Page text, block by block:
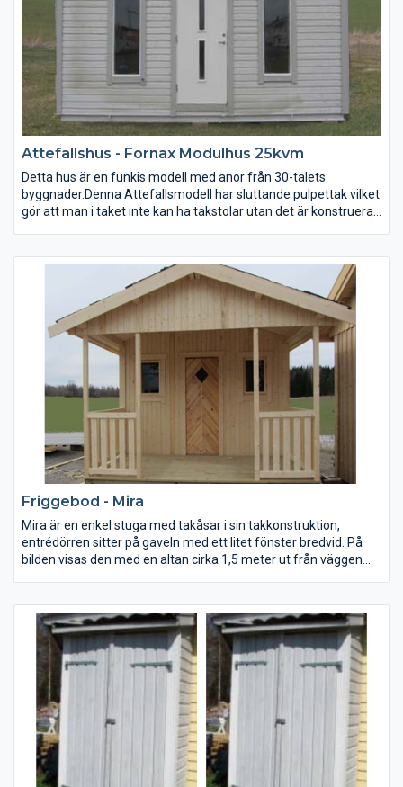
Attefallshus - Fornax Modulhus 25kvm
Detta hus är en funkis modell med anor från 30-talets
byggnader.Denna Attefallsmodell har sluttande pulpettak vilket
gör att man i taket inte kan ha takstolar utan det är konstruerat
köparen att välja yttertak utifrån sina behov. Mest lättskött
takmaterial är takplåt, välj takpanneformad plåt vilket är ett bra
val liknar takpannor men äe lättare och mer lättskött, påväxt
bildas inte lika lätt som på betongpannor. Bygg huset själv eller
beställ montering av huset som tillval.
Utvändigt stommått: 410×600 cm
Invändig höjd: 200-260 cm
Pulpettak: 14 gr
Friggebod - Mira
Mira är en enkel stuga med takåsar i sin takkonstruktion,
entrédörren sitter på gaveln med ett litet fönster bredvid. På
bilden visas den med en altan cirka 1,5 meter ut från väggen
Invändig takhöjd: 180-238 cm
Sadeltak: 27 grader